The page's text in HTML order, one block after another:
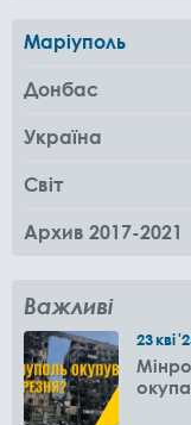
Маріуполь
Донбас
Україна
Світ
Архив 2017-2021
Важливі
23кві